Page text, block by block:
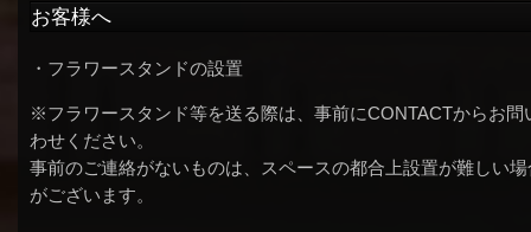
お客様へ
・フラワースタンドの設置
※フラワースタンド等を送る際は、事前にCONTACTからお問
わせください。
事前のご連絡がないものは、スペースの都合上設置が難しい場
がございます。